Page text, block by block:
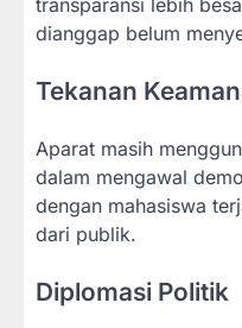
transparansi lebih
dianggap belum
Tekanan
Aparat masih
dalam mengawal
dengan mahasiswa
dari publik.
Diplomasi Politik